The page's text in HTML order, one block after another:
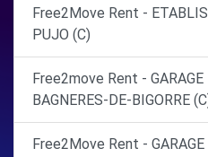
Free2Move Rent -
PUJO (C)
Free2move Rent - GARAGE
BAGNERES-DE-BIGORRE
Free2Move Rent - GARAGE